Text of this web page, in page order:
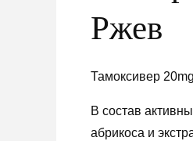
Ржев
Тамоксивер
В состав
абрикоса и